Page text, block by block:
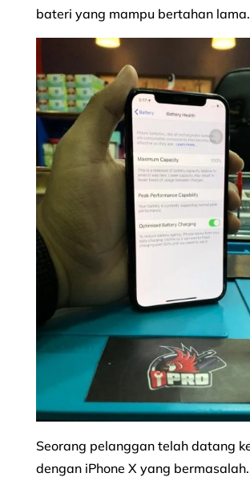
bateri yang mampu bertahan lama.
Seorang pelanggan telah datang
dengan iPhone X yang